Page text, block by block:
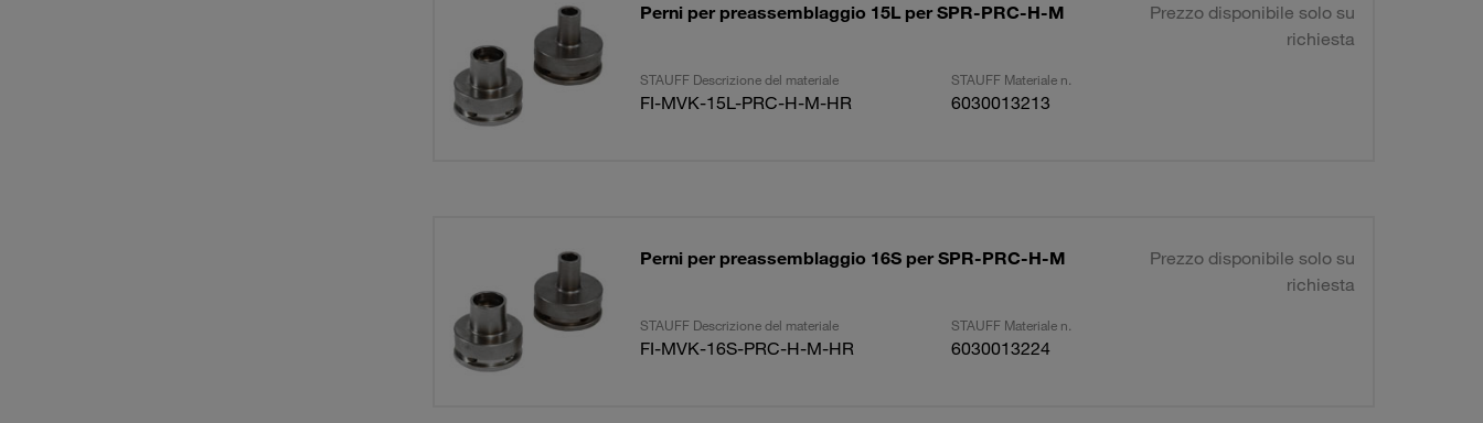
Perni per preassemblaggio 15L per SPR-PRC-H-M
Prezzo disponibile solo su
richiesta
STAUFF Descrizione del materiale STAUFF Materiale n.
FI-MVK-15L-PRC-H-M-HR 6030013213
Perni per preassemblaggio 16S per SPR-PRC-H-M
Prezzo disponibile solo su
richiesta
STAUFF Descrizione del materiale STAUFF Materiale n.
FI-MVK-16S-PRC-H-M-HR 6030013224